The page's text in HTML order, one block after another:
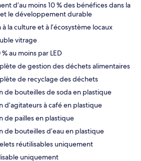
d’au moins 10 % des bénéfices dans la
le développement durable
la culture et à l’écosystème locaux
vitrage
au moins par LED
de gestion des déchets alimentaires
de recyclage des déchets
de bouteilles de soda en plastique
d’agitateurs à café en plastique
de pailles en plastique
de bouteilles d’eau en plastique
réutilisables uniquement
uniquement